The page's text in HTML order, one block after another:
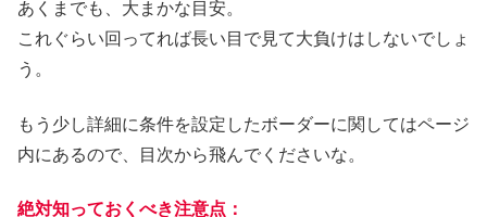
あくまでも、大まかな目安。
これぐらい回ってれば長い目で見て大負けはしないでしょ
う。
もう少し詳細に条件を設定したボーダーに関してはページ
内にあるので、目次から飛んでくださいな。
絶対知っておくべき注意点：